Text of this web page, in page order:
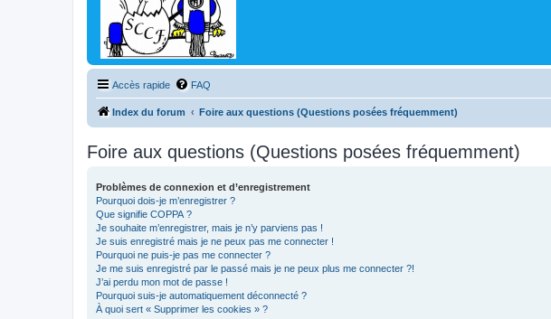
Accès rapide FAQ
Index du forum Foire aux questions (Questions posées fréquemment)
Foire aux questions (Questions posées fréquemment)
Problèmes de connexion et d’enregistrement
Pourquoi dois-je m’enregistrer ?
Que signifie COPPA ?
Je souhaite m’enregistrer, mais je n’y parviens pas !
Je suis enregistré mais je ne peux pas me connecter !
Pourquoi ne puis-je pas me connecter ?
Je me suis enregistré par le passé mais je ne peux plus me connecter ?!
J’ai perdu mon mot de passe !
Pourquoi suis-je automatiquement déconnecté ?
À quoi sert « Supprimer les cookies » ?